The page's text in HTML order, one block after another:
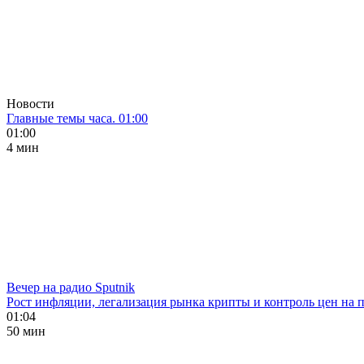
Новости
Главные темы часа. 01:00
01:00
4 мин
Вечер на радио Sputnik
Рост инфляции, легализация рынка крипты и контроль цен на
01:04
50 мин